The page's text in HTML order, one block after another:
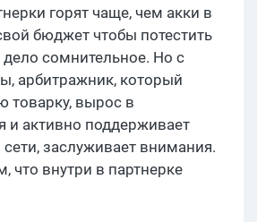
горят чаще, чем акки в
бюджет чтобы потестить
сомнительное. Но с
арбитражник, который
товарку, вырос в
и активно поддерживает
заслуживает внимания.
что внутри в партнерке